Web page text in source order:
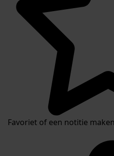
Favoriet of een notitie maken